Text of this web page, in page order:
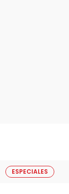
ESPECIALES